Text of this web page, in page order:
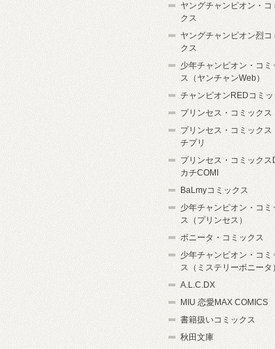
ヤングチャンピオン・コ
クス
ヤングチャンピオン烈コ
クス
少年チャンピオン・コミ
ス（ヤンチャンWeb）
チャンピオンREDコミッ
プリンセス・コミックス
プリンセス・コミックス
チプリ
プリンセス・コミックス
カチCOMI
BaLmyコミックス
少年チャンピオン・コミ
ス（プリンセス）
ボニータ・コミックス
少年チャンピオン・コミ
ス（ミステリーボニータ）
A.L.C.DX
MIU 恋愛MAX COMICS
書籍扱いコミックス
秋田文庫